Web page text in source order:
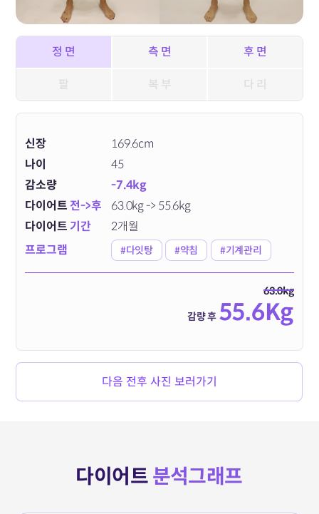
정 면 측 면 후 면
팔 복 부 다 리
신장
169.6cm
나이
45
감소량
-7.4kg
다이어트전->후
63.0kg -> 55.6kg
다이어트 기간
2개월
프로그램
#다잇탕 #약침 #기계관리
63.0kg
감량 후 55.6Kg
다음 전후 사진 보러가기
다이어트 분석그래프